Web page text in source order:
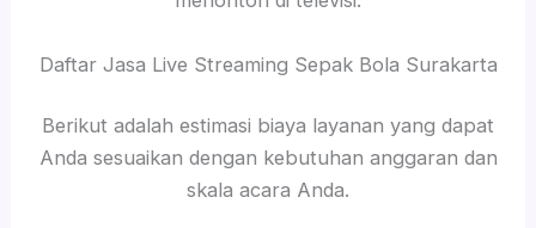
Daftar Jasa Live Streaming Sepak Bola Surakarta
Berikut adalah estimasi biaya layanan yang dapat
Anda sesuaikan dengan kebutuhan anggaran dan
skala acara Anda.